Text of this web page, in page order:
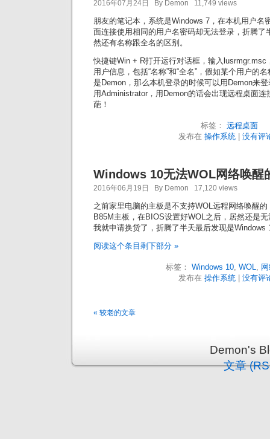
2016年07月24日 By Demon 11,749 views
朋友的笔记本，系统是Windows 7，在本机用户名
面连接使用相同的用户名密码却无法登录，折腾了
然还有名称跟全名的区别。
快捷键Win + R打开运行对话框，输入lusrmgr.msc
用户信息，包括“名称”和“全名”，假如某个用户的
是Demon，那么本机登录的时候可以用Demon来
用Administrator，用Demon的话会出现远程桌面
葩！
标签： 远程桌面
发布在 操作系统| 没有评
Windows 10无法WOL网络唤醒
2016年06月19日 By Demon 17,120 views
之前家里电脑的主板是不支持WOL远程网络唤醒
B85M主板，在BIOS设置好WOL之后，居然还是
我就申请换货了，折腾了半天最后发现是Windows
阅读这个条目剩下部分 »
标签： Windows 10, WOL,
发布在 操作系统| 没有评
« 较老的文章
Demon's
文章